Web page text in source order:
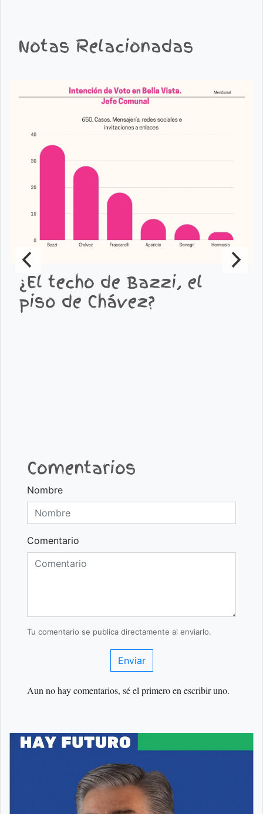
Notas Relacionadas
¿El techo de Bazzi, el
piso de Chávez?
Comentarios
Nombre
Comentario
Tu comentario se publica directamente al enviarlo.
Enviar
Aun no hay comentarios, sé el primero en escribir uno.